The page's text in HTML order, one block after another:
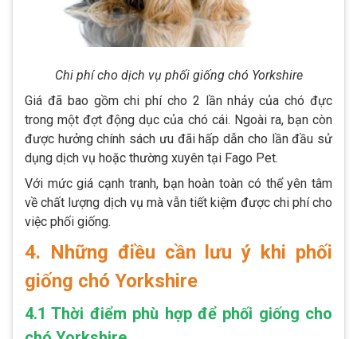
Chi phí cho dịch vụ phối giống chó Yorkshire
Giá đã bao gồm chi phí cho 2 lần nhảy của chó đực
trong một đợt động dục của chó cái. Ngoài ra, bạn còn
được hưởng chính sách ưu đãi hấp dẫn cho lần đầu sử
dụng dịch vụ hoặc thường xuyên tại Fago Pet.
Với mức giá cạnh tranh, bạn hoàn toàn có thể yên tâm
về chất lượng dịch vụ mà vẫn tiết kiệm được chi phí cho
việc phối giống.
4. Những điều cần lưu ý khi phối
giống chó Yorkshire
4.1 Thời điểm phù hợp để phối giống cho